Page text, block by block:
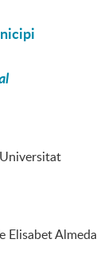
Elisabet Almeda